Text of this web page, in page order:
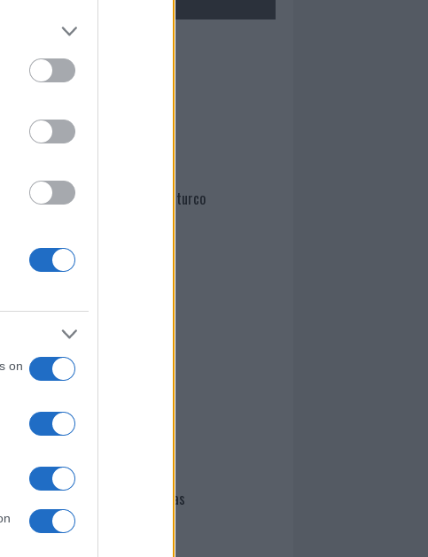
on
Paolo Pinna
Martina Agostina Diturco
I nostri cari
I nostri cari
Giovannimaria Cabras